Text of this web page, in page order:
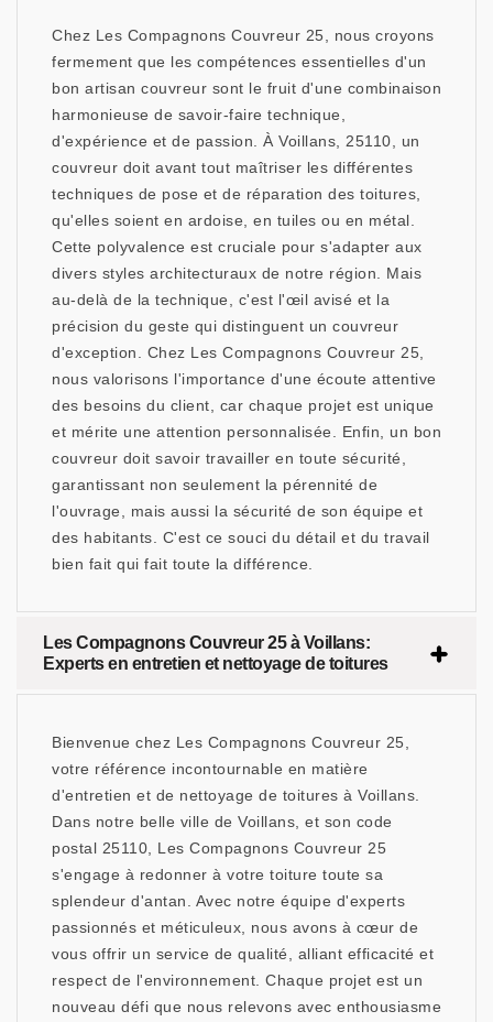
Chez Les Compagnons Couvreur 25, nous croyons
fermement que les compétences essentielles d'un
bon artisan couvreur sont le fruit d'une combinaison
harmonieuse de savoir-faire technique,
d'expérience et de passion. À Voillans, 25110, un
couvreur doit avant tout maîtriser les différentes
techniques de pose et de réparation des toitures,
qu'elles soient en ardoise, en tuiles ou en métal.
Cette polyvalence est cruciale pour s'adapter aux
divers styles architecturaux de notre région. Mais
au-delà de la technique, c'est l'œil avisé et la
précision du geste qui distinguent un couvreur
d'exception. Chez Les Compagnons Couvreur 25,
nous valorisons l'importance d'une écoute attentive
des besoins du client, car chaque projet est unique
et mérite une attention personnalisée. Enfin, un bon
couvreur doit savoir travailler en toute sécurité,
garantissant non seulement la pérennité de
l'ouvrage, mais aussi la sécurité de son équipe et
des habitants. C'est ce souci du détail et du travail
bien fait qui fait toute la différence.
Les Compagnons Couvreur 25 à Voillans:
Experts en entretien et nettoyage de toitures
Bienvenue chez Les Compagnons Couvreur 25,
votre référence incontournable en matière
d'entretien et de nettoyage de toitures à Voillans.
Dans notre belle ville de Voillans, et son code
postal 25110, Les Compagnons Couvreur 25
s'engage à redonner à votre toiture toute sa
splendeur d'antan. Avec notre équipe d'experts
passionnés et méticuleux, nous avons à cœur de
vous offrir un service de qualité, alliant efficacité et
respect de l'environnement. Chaque projet est un
nouveau défi que nous relevons avec enthousiasme